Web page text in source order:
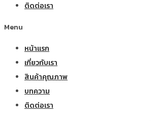
ติดต่อเรา
Menu
หน้าแรก
เกี่ยวกับเรา
สินค้าคุณภาพ
บทความ
ติดต่อเรา